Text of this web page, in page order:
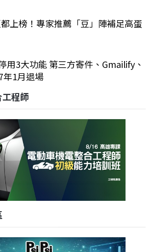
上榜！專家推薦「豆」陣補足高蛋
用3大功能 第三方寄件、Gmailify、
年1月退場
程師